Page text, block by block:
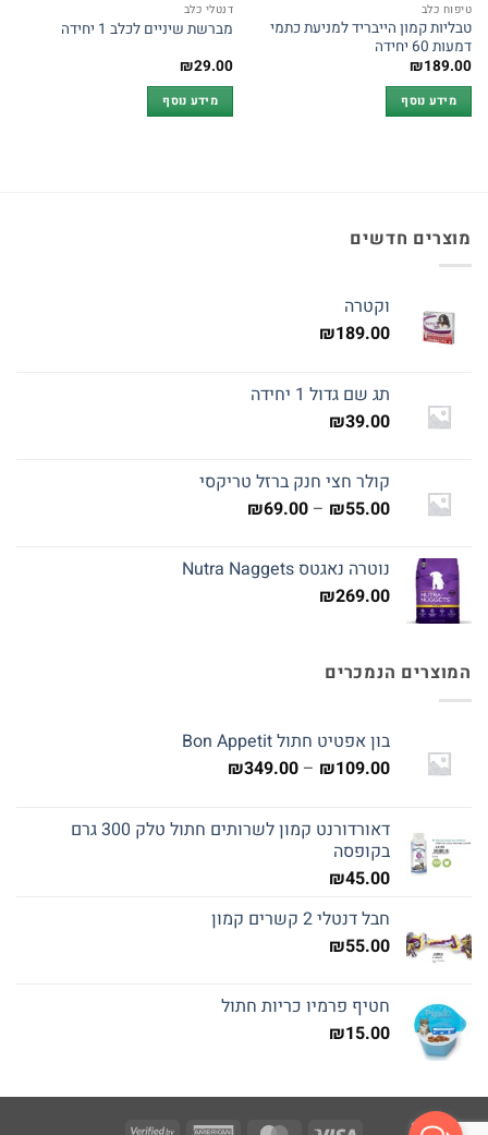
טיפוח כלב
טבליות קמון הייבריד למניעת כתמי
דמעות 60 יחידה
₪189.00
מידע נוסף
דנטלי כלב
מברשת שיניים לכלב 1 יחידה
₪29.00
מידע נוסף
מוצרים חדשים
וקטרה
₪189.00
תג שם גדול 1 יחידה
₪39.00
קולר חצי חנק ברזל טריקסי
₪55.00
–
₪69.00
עד
נוטרה נאגטס Nutra Naggets
₪269.00
המוצרים הנמכרים
בון אפטיט חתול Bon Appetit
₪109.00
–
₪349.00
עד
דאורדורנט קמון לשרותים חתול טלק 300 גרם
בקופסה
₪45.00
חבל דנטלי 2 קשרים קמון
₪55.00
חטיף פרמיו כריות חתול
₪15.00